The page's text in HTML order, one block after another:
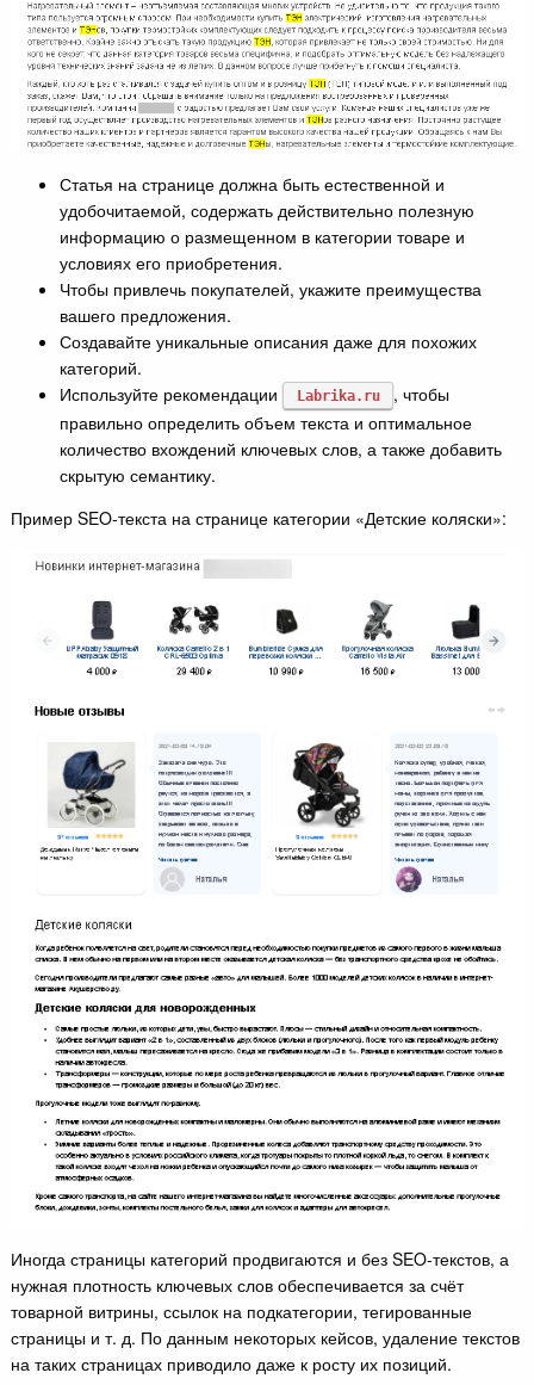
Статья на странице должна быть естественной и
удобочитаемой, содержать действительно полезную
информацию о размещенном в категории товаре и
условиях его приобретения.
Чтобы привлечь покупателей, укажите преимущества
вашего предложения.
Создавайте уникальные описания даже для похожих
категорий.
Используйте рекомендации
Labrika.ru
, чтобы
правильно определить объем текста и оптимальное
количество вхождений ключевых слов, а также добавить
скрытую семантику.
Пример SEO-текста на странице категории «Детские коляски»:
Иногда страницы категорий продвигаются и без SEO-текстов, а
нужная плотность ключевых слов обеспечивается за счёт
товарной витрины, ссылок на подкатегории, тегированные
страницы и т. д. По данным некоторых кейсов, удаление текстов
на таких страницах приводило даже к росту их позиций.